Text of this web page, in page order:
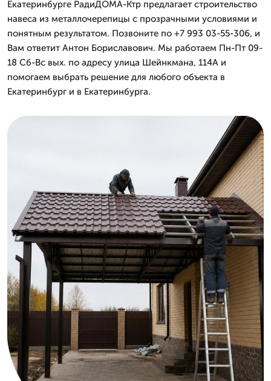
Екатеринбурге РадиДОМА-Ктр предлагает строительство
навеса из металлочерепицы с прозрачными условиями и
понятным результатом. Позвоните по +7 993 03-55-306, и
Вам ответит Антон Бориславович. Мы работаем Пн-Пт 09-
18 Сб-Вс вых. по адресу улица Шейнкмана, 114А и
помогаем выбрать решение для любого объекта в
Екатеринбург и в Екатеринбурга.